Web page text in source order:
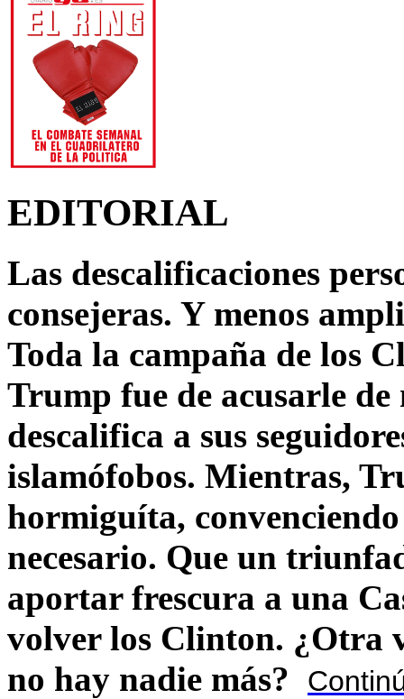
EDITORIAL
Las descalificaciones
consejeras. Y menos
Toda la campaña de los
Trump fue de acusarle
descalifica a sus
islamófobos. Mientras,
hormiguíta,
necesario. Que un
aportar frescura a una
volver los Clinton. ¿Otra
no hay nadie más?